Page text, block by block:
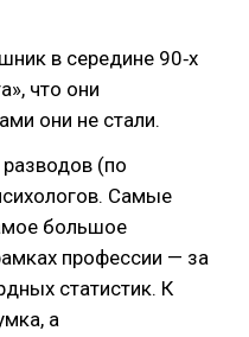
в середине 90‑х
что они
они не стали.
(по
Самые
большое
профессии — за
статистик. К
а